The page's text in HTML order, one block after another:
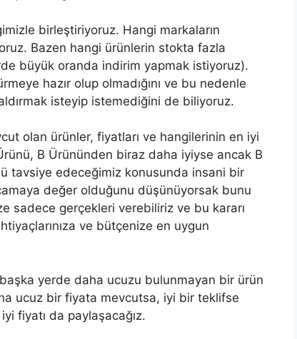
birleştiriyoruz. Hangi markaların
Bazen hangi ürünlerin stokta fazla
büyük oranda indirim yapmak istiyoruz).
hazır olup olmadığını ve bu nedenle
isteyip istemediğini de biliyoruz.
olan ürünler, fiyatları ve hangilerinin en iyi
B Ürününden biraz daha iyiyse ancak B
tavsiye edeceğimiz konusunda insani bir
değer olduğunu düşünüyorsak bunu
sadece gerçekleri verebiliriz ve bu kararı
ve bütçenize en uygun
yerde daha ucuzu bulunmayan bir ürün
ucuz bir fiyata mevcutsa, iyi bir teklifse
fiyatı da paylaşacağız.